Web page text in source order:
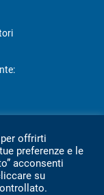
offrirti
preferenze e le
acconsenti
su